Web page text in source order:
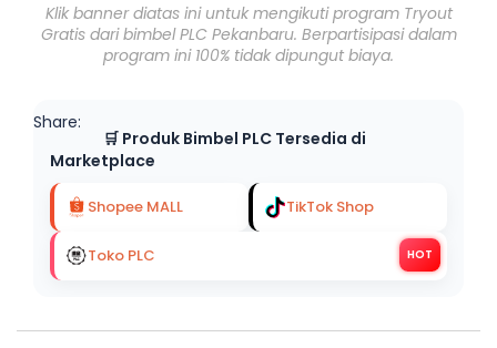
Klik banner diatas ini untuk mengikuti program Tryout
Gratis dari bimbel PLC Pekanbaru. Berpartisipasi dalam
program ini 100% tidak dipungut biaya.
Share:
🛒 Produk Bimbel PLC Tersedia di
Marketplace
Shopee MALL TikTok Shop
HOT
Toko PLC